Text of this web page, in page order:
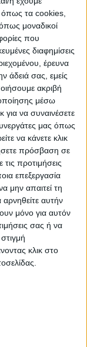
τα cookies,
μοναδικοί
που
διαφημίσεις
έρευνα
άδειά σας, εμείς
ακριβή
μέσω
να συναινέσετε
μας όπως
να κάνετε κλικ
πρόσβαση σε
προτιμήσεις
επεξεργασία
μην απαιτεί τη
αυτήν
μόνο για αυτόν
σας ή να
κλικ στο